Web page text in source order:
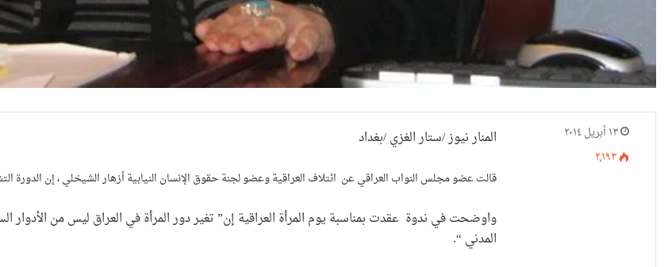
المنار نيوز /ستار الغزي /بغداد
قالت عضو مجلس النواب العراقي عن ائتلاف العراقية وعضو لجنة حقوق الإنسان النيابية أزهار الشيخلي ، إن الدورة
واوضحت في ندوة عقدت بمناسبة يوم المرأة العراقية إن” تغير دور المرأة في العراق ليس من الأدوار
المدني “.
١٣ أبريل ٢٠١٤
٢٬١٩٣